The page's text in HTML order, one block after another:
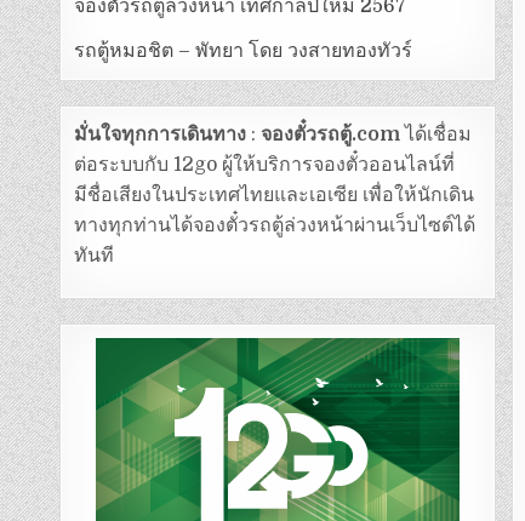
จองตั๋วรถตู้ล่วงหน้า เทศกาลปีใหม่ 2567
รถตู้หมอชิต – พัทยา โดย วงสายทองทัวร์
มั่นใจทุกการเดินทาง: จองตั๋วรถตู้.comได้เชื่อม
ต่อระบบกับ 12go ผู้ให้บริการจองตั๋วออนไลน์ที่
มีชื่อเสียงในประเทศไทยและเอเซีย เพื่อให้นักเดิน
ทางทุกท่านได้จองตั๋วรถตู้ล่วงหน้าผ่านเว็บไซต์ได้
ทันที